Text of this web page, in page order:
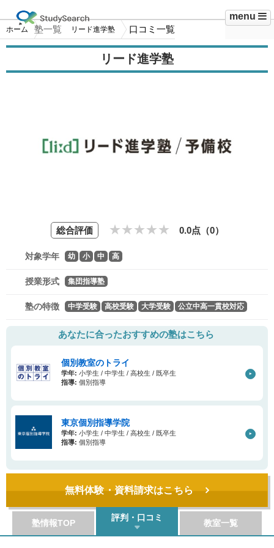
menu
ホーム 塾一覧 リード進学塾 口コミ一覧
リード進学塾
総合評価 0.0点（0）
対象学年 幼 小 中 高
授業形式 集団指導塾
塾の特徴 中学受験 高校受験 大学受験 公立中高一貫校対応
あなたに合ったおすすめの塾はこちら
個別教室のトライ
学年: 小学生 / 中学生 / 高校生 / 既卒生
指導: 個別指導
東京個別指導学院
学年: 小学生 / 中学生 / 高校生 / 既卒生
指導: 個別指導
無料体験・資料請求はこちら
塾情報TOP
評判・口コミ
教室一覧